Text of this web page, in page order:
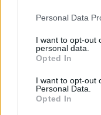
Please note that this
not limited to your
grant or deny
use your data for
consent section.
Personal Data
I want to opt-out
personal data.
Opted In
I want to opt-out
Personal Data.
Opted In
Kristoffersson